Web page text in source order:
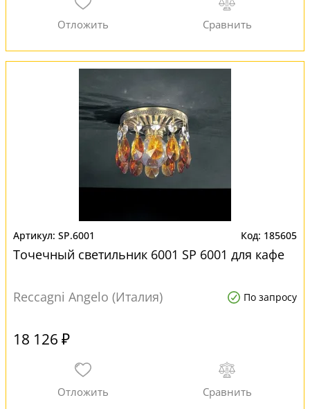
SP.6001 185605
Точечный светильник 6001 SP 6001 для кафе
Reccagni Angelo (Италия) По запросу
18 126 ₽